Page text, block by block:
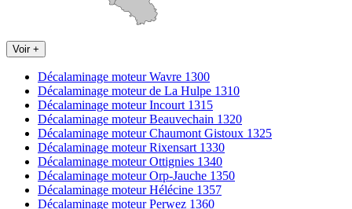
Voir +
Décalaminage moteur Wavre 1300
Décalaminage moteur de La Hulpe 1310
Décalaminage moteur Incourt 1315
Décalaminage moteur Beauvechain 1320
Décalaminage moteur Chaumont Gistoux 1325
Décalaminage moteur Rixensart 1330
Décalaminage moteur Ottignies 1340
Décalaminage moteur Orp-Jauche 1350
Décalaminage moteur Hélécine 1357
Décalaminage moteur Perwez 1360